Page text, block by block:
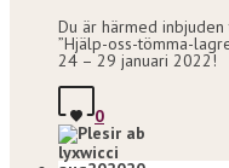
Du är härmed
”Hjälp-oss-tömma-
24 – 29 januari 2022!
0
lyxwicci